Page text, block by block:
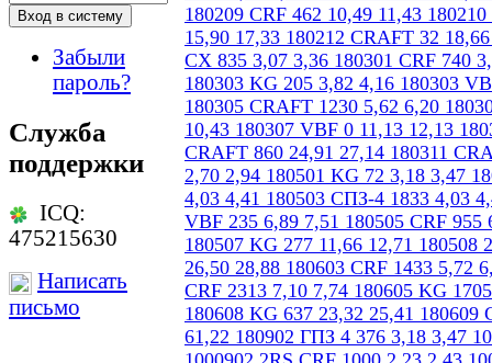
Забыли
пароль?
Служба
поддержки
ICQ:
475215630
Написать
письмо